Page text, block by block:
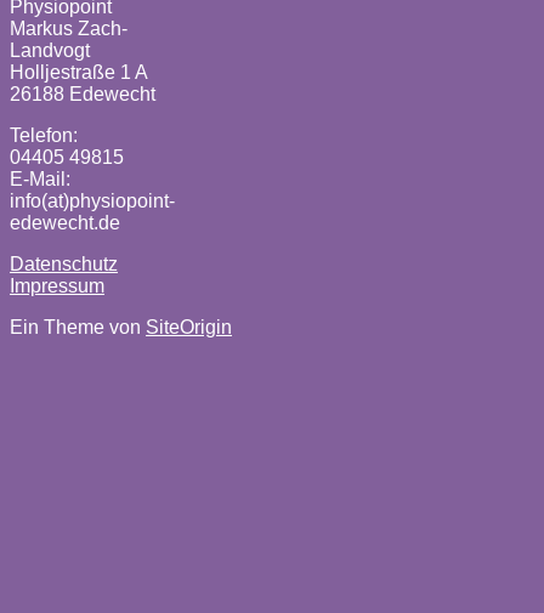
Physiopoint
Markus Zach-
Landvogt
Holljestraße 1 A
26188 Edewecht
Telefon:
04405 49815
E-Mail:
info(at)physiopoint-
edewecht.de
Datenschutz
Impressum
Ein Theme von SiteOrigin